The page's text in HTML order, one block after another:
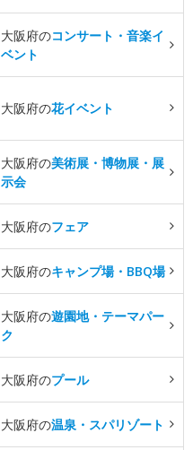
大阪府のコンサート・音楽イ
ベント
大阪府の花イベント
大阪府の美術展・博物展・展
示会
大阪府のフェア
大阪府のキャンプ場・BBQ場
大阪府の遊園地・テーマパー
ク
大阪府のプール
大阪府の温泉・スパリゾート